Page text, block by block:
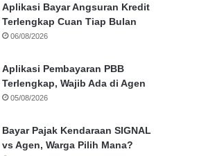
Aplikasi Bayar Angsuran Kredit
Terlengkap Cuan Tiap Bulan
06/08/2026
Aplikasi Pembayaran PBB
Terlengkap, Wajib Ada di Agen
05/08/2026
Bayar Pajak Kendaraan SIGNAL
vs Agen, Warga Pilih Mana?